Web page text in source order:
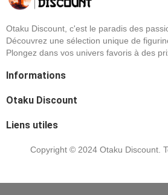
Otaku Discount, c'est le paradis des
Découvrez une sélection unique de
Plongez dans vos univers favoris à des
Informations
Otaku Discount
Liens utiles
Copyright © 2024 Otaku Discount.